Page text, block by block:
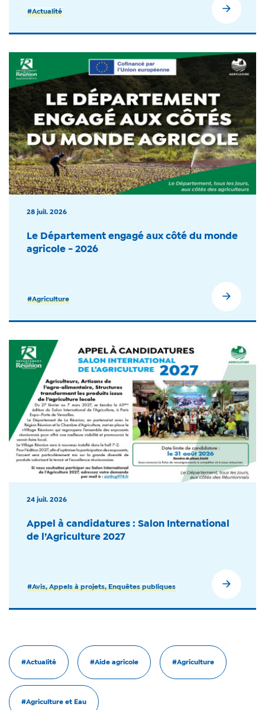
#Actualité
28 juil. 2026
Le Département engagé aux côté du monde
agricole - 2026
#Agriculture
24 juil. 2026
Appel à candidatures : Salon International
de l’Agriculture 2027
#Avis, Appels à projets, Enquêtes publiques
#Actualité #Aide agricole #Agriculture
#Agriculture et Eau